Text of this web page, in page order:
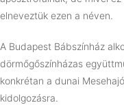
elneveztük ezen a néven.
A Budapest Bábszínház
dörmőgőszínházas
konkrétan a dunai
kidolgozásra.